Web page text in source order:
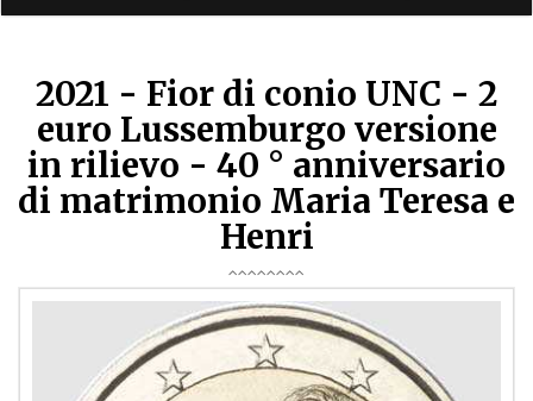
2021 - Fior di conio UNC - 2
euro Lussemburgo versione
in rilievo - 40 ° anniversario
di matrimonio Maria Teresa e
Henri